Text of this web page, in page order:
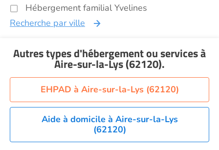
Hébergement familial Yvelines
Recherche par ville
Autres types d'hébergement ou servicesà
Aire-sur-la-Lys (62120).
EHPAD à Aire-sur-la-Lys (62120)
Aide à domicile à Aire-sur-la-Lys
(62120)